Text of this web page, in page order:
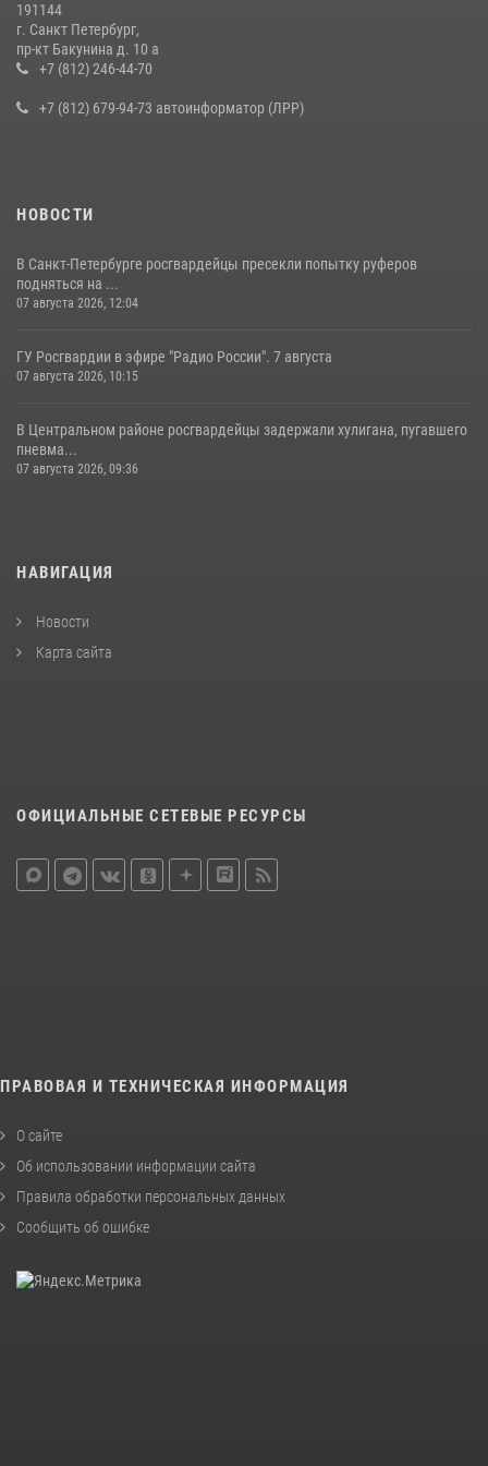
В Ленобласти сотрудники Росгвардии провели встречу с
воспитанниками детского клуба «Умные каникулы»
191144
г. Санкт Петербург,
пр-кт Бакунина д. 10 а
+7 (812) 246-44-70
+7 (812) 679-94-73 автоинформатор (ЛРР)
НОВОСТИ
В Санкт-Петербурге росгвардейцы пресекли попытку руферов
подняться на ...
07 августа 2026, 12:04
ГУ Росгвардии в эфире "Радио России". 7 августа
07 августа 2026, 10:15
В Центральном районе росгвардейцы задержали хулигана, пугавшего
пневма...
07 августа 2026, 09:36
НАВИГАЦИЯ
Новости
Карта сайта
ОФИЦИАЛЬНЫЕ СЕТЕВЫЕ РЕСУРСЫ
ПРАВОВАЯ И ТЕХНИЧЕСКАЯ ИНФОРМАЦИЯ
О сайте
Об использовании информации сайта
Правила обработки персональных данных
Сообщить об ошибке